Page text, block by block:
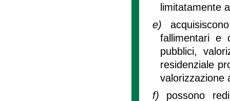
limitatamente
e)
fallimentari e
pubblici,
residenziale
valorizzazione
f) possono